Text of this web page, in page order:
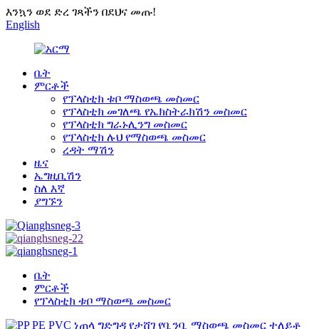
እንኳን ወደ ድረ ገጻችን በደህና መጡ!
English
ቤት
ምርቶች
የፕላስቲክ ቱቦ ማስወጫ መስመር
የፕላስቲክ መገለጫ የኤክስትራክሽን መስመር
የፕላስቲክ ግራኑሊንግ መስመር
የፕላስቲክ ሉህ የማስወጫ መስመር
ረዳት ማሽን
ዜና
ኤግዚቢሽን
ስለ እኛ
ያግኙን
ቤት
ምርቶች
የፕላስቲክ ቱቦ ማስወጫ መስመር